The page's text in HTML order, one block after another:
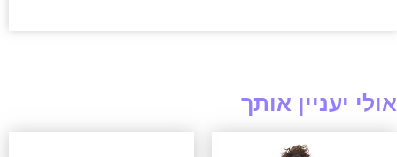
אולי יעניין אותך